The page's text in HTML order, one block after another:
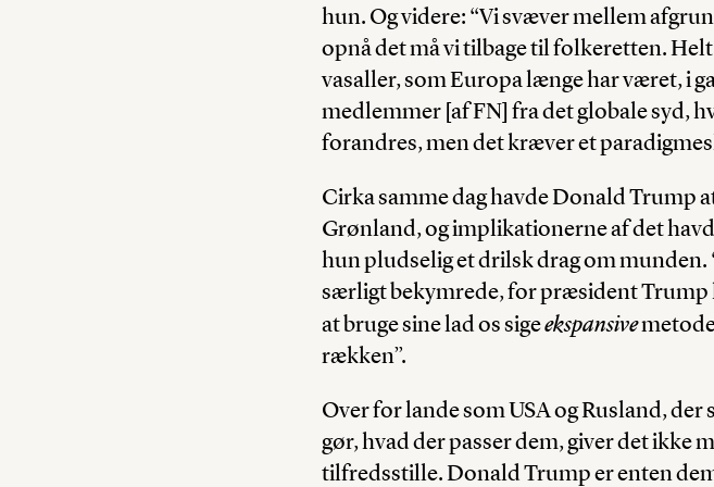
hun. Og videre: “Vi svæver mellem
opnå det må vi tilbage til folkeretten.
vasaller, som Europa længe har været, i
medlemmer [af FN] fra det globale syd,
forandres, men det kræver et
Cirka samme dag havde Donald Trump
Grønland, og implikationerne af det
hun pludselig et drilsk drag om
særligt bekymrede, for præsident Trump
at bruge sine lad os sigeekspansive
rækken”.
Over for lande som USA og Rusland,
gør, hvad der passer dem, giver det ikke
tilfredsstille. Donald Trump er enten